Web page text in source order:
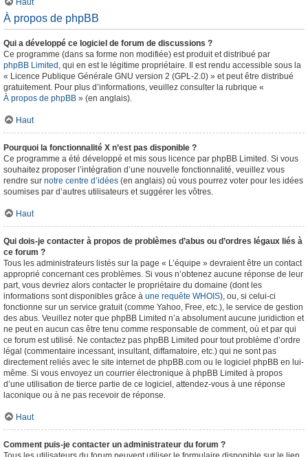
Haut
À propos de phpBB
Qui a développé ce logiciel de forum de discussions ?
Ce programme (dans sa forme non modifiée) est produit et distribué par
phpBB Limited , qui en est le légitime propriétaire. Il est rendu accessible sous la
« Licence Publique Générale GNU version 2 (GPL-2.0) » et peut être distribué
gratuitement. Pour plus d’informations, veuillez consulter la rubrique «
À propos de phpBB » (en anglais).
Haut
Pourquoi la fonctionnalité X n’est pas disponible ?
Ce programme a été développé et mis sous licence par phpBB Limited. Si vous
souhaitez proposer l’intégration d’une nouvelle fonctionnalité, veuillez vous
rendre sur notre centre d’idées (en anglais) où vous pourrez voter pour les idées
soumises par d’autres utilisateurs et suggérer les vôtres.
Haut
Qui dois-je contacter à propos de problèmes d’abus ou d’ordres légaux liés à
ce forum ?
Tous les administrateurs listés sur la page « L’équipe » devraient être un contact
approprié concernant ces problèmes. Si vous n’obtenez aucune réponse de leur
part, vous devriez alors contacter le propriétaire du domaine (dont les
informations sont disponibles grâce à une requête WHOIS), ou, si celui-ci
fonctionne sur un service gratuit (comme Yahoo, Free, etc.), le service de gestion
des abus. Veuillez noter que phpBB Limited n’a absolument aucune juridiction et
ne peut en aucun cas être tenu comme responsable de comment, où et par qui
ce forum est utilisé. Ne contactez pas phpBB Limited pour tout problème d’ordre
légal (commentaire incessant, insultant, diffamatoire, etc.) qui ne sont pas
directement reliés avec le site internet de phpBB.com ou le logiciel phpBB en lui-
même. Si vous envoyez un courrier électronique à phpBB Limited à propos
d’une utilisation de tierce partie de ce logiciel, attendez-vous à une réponse
laconique ou à ne pas recevoir de réponse.
Haut
Comment puis-je contacter un administrateur du forum ?